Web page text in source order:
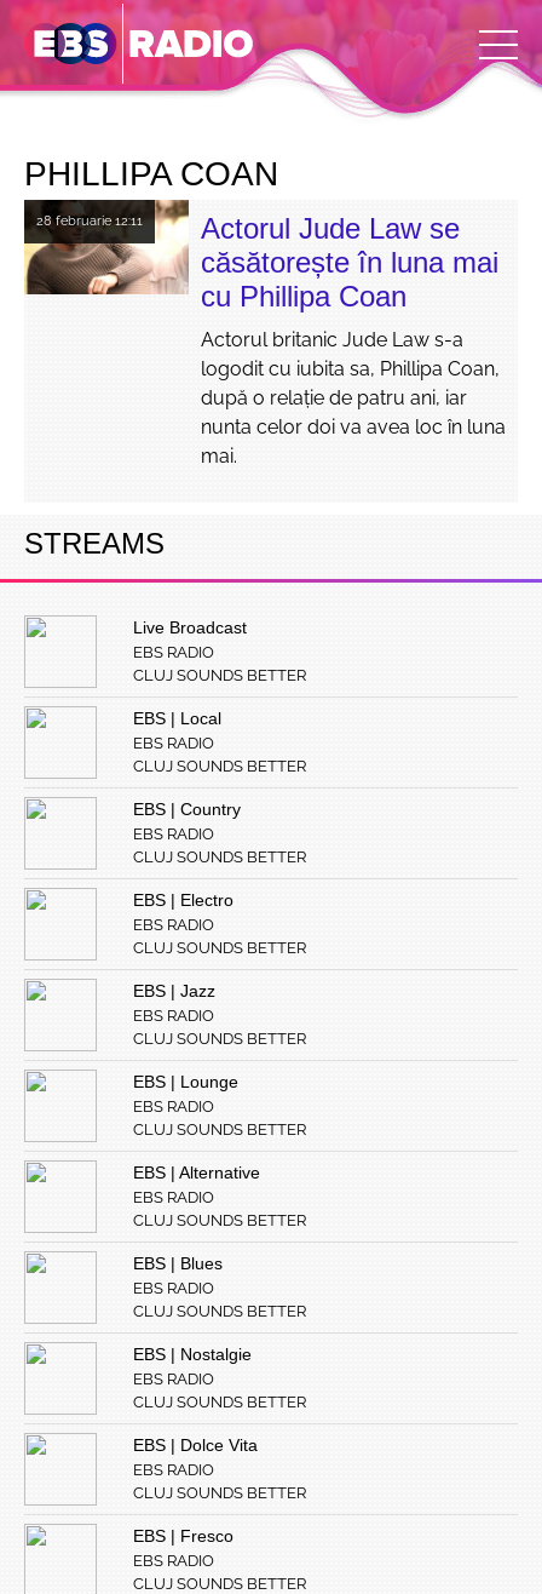
PHILLIPA COAN
28 februarie 12:11
Actorul Jude Law se
căsătorește în luna mai
cu Phillipa Coan
Actorul britanic Jude Law s-a
logodit cu iubita sa, Phillipa Coan,
după o relație de patru ani, iar
nunta celor doi va avea loc în luna
mai.
STREAMS
Live Broadcast
EBS RADIO
CLUJ SOUNDS BETTER
EBS | Local
EBS RADIO
CLUJ SOUNDS BETTER
EBS | Country
EBS RADIO
CLUJ SOUNDS BETTER
EBS | Electro
EBS RADIO
CLUJ SOUNDS BETTER
EBS | Jazz
EBS RADIO
CLUJ SOUNDS BETTER
EBS | Lounge
EBS RADIO
CLUJ SOUNDS BETTER
EBS | Alternative
EBS RADIO
CLUJ SOUNDS BETTER
EBS | Blues
EBS RADIO
CLUJ SOUNDS BETTER
EBS | Nostalgie
EBS RADIO
CLUJ SOUNDS BETTER
EBS | Dolce Vita
EBS RADIO
CLUJ SOUNDS BETTER
EBS | Fresco
EBS RADIO
CLUJ SOUNDS BETTER